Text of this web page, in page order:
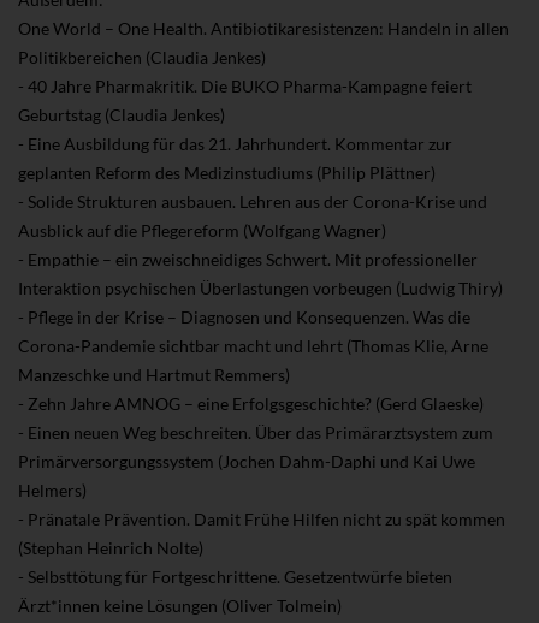
One World – One Health. Antibiotikaresistenzen: Handeln in allen
Politikbereichen (Claudia Jenkes)
- 40 Jahre Pharmakritik. Die BUKO Pharma-Kampagne feiert
Geburtstag (Claudia Jenkes)
- Eine Ausbildung für das 21. Jahrhundert. Kommentar zur
geplanten Reform des Medizinstudiums (Philip Plättner)
- Solide Strukturen ausbauen. Lehren aus der Corona-Krise und
Ausblick auf die Pflegereform (Wolfgang Wagner)
- Empathie – ein zweischneidiges Schwert. Mit professioneller
Interaktion psychischen Überlastungen vorbeugen (Ludwig Thiry)
- Pflege in der Krise – Diagnosen und Konsequenzen. Was die
Corona-Pandemie sichtbar macht und lehrt (Thomas Klie, Arne
Manzeschke und Hartmut Remmers)
- Zehn Jahre AMNOG – eine Erfolgsgeschichte? (Gerd Glaeske)
- Einen neuen Weg beschreiten. Über das Primärarztsystem zum
Primärversorgungssystem (Jochen Dahm-Daphi und Kai Uwe
Helmers)
- Pränatale Prävention. Damit Frühe Hilfen nicht zu spät kommen
(Stephan Heinrich Nolte)
- Selbsttötung für Fortgeschrittene. Gesetzentwürfe bieten
Ärzt*innen keine Lösungen (Oliver Tolmein)